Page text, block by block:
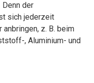
der
sich jederzeit
z. B. beim
, Aluminium- und